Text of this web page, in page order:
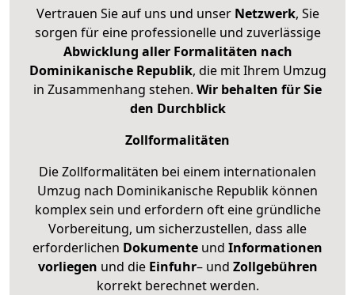
Vertrauen Sie auf uns und unser Netzwerk, Sie
sorgen für eine professionelle und zuverlässige
Abwicklung aller Formalitäten nach
Dominikanische Republik, die mit Ihrem Umzug
in Zusammenhang stehen. Wir behalten für Sie
den Durchblick
Zollformalitäten
Die Zollformalitäten bei einem internationalen
Umzug nach Dominikanische Republik können
komplex sein und erfordern oft eine gründliche
Vorbereitung, um sicherzustellen, dass alle
erforderlichen Dokumente und Informationen
vorliegen und die Einfuhr– und Zollgebühren
korrekt berechnet werden.